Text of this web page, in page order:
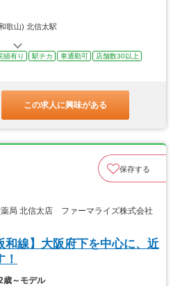
歌山) 北信太駅
績有り 駅チカ 車通勤可
店舗数30以上
この求人に興味がある
保存する
局 北信太店 ファーマライズ株式会社
和線】大阪府下を中心に、近
歳～モデル